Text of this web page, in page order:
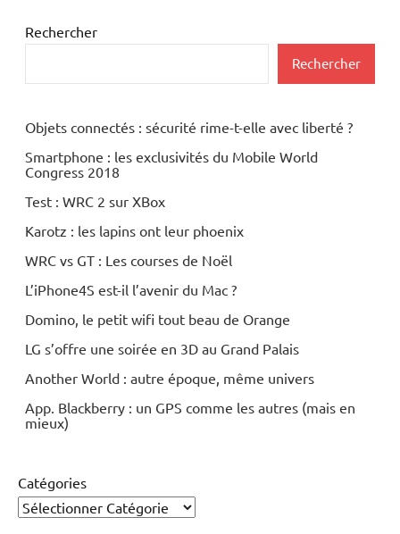
Rechercher
Rechercher
Objets connectés : sécurité rime-t-elle avec liberté ?
Smartphone : les exclusivités du Mobile World
Congress 2018
Test : WRC 2 sur XBox
Karotz : les lapins ont leur phoenix
WRC vs GT : Les courses de Noël
L’iPhone4S est-il l’avenir du Mac ?
Domino, le petit wifi tout beau de Orange
LG s’offre une soirée en 3D au Grand Palais
Another World : autre époque, même univers
App. Blackberry : un GPS comme les autres (mais en
mieux)
Catégories